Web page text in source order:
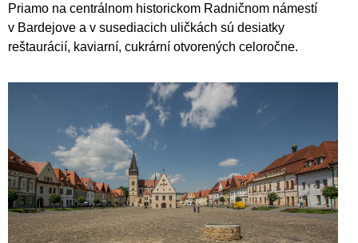
Priamo na centrálnom historickom Radničnom námestí
v Bardejove a v susediacich uličkách sú desiatky
reštaurácií, kaviarní, cukrární otvorených celoročne.